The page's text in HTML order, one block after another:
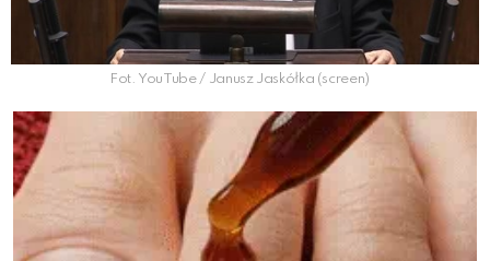
Fot. YouTube / Janusz Jaskółka (screen)